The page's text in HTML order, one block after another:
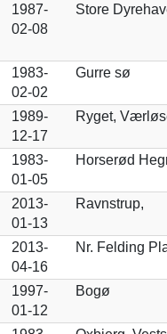
1987-
02-08
Store
1983-
02-02
Gurre sø
1989-
12-17
Ryget,
1983-
01-05
Horserød
2013-
01-13
Ravnstrup,
2013-
04-16
Nr. Felding
1997-
01-12
Bogø